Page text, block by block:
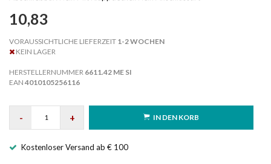
10,83
VORAUSSICHTLICHE LIEFERZEIT 1-2 WOCHEN
KEIN LAGER
HERSTELLERNUMMER 6611.42 ME SI
EAN 4010105256116
- + IN DEN KORB
Kostenloser Versand ab € 100